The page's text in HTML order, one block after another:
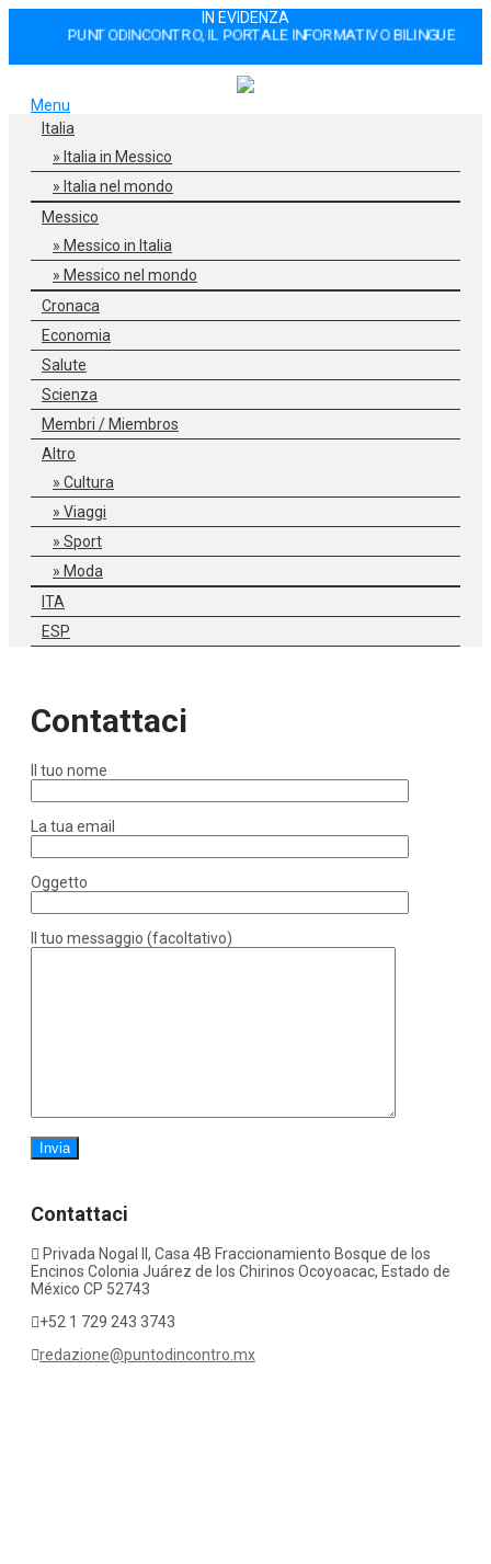
IN EVIDENZA
PUNTODINCONTRO, IL PORTALE INFORMATIVO BILINGUE CHE
Menu
Italia
Italia in Messico
Italia nel mondo
Messico
Messico in Italia
Messico nel mondo
Cronaca
Economia
Salute
Scienza
Membri / Miembros
Altro
Cultura
Viaggi
Sport
Moda
ITA
ESP
Contattaci
Il tuo nome
La tua email
Oggetto
Il tuo messaggio (facoltativo)
Contattaci
Privada Nogal II, Casa 4B Fraccionamiento Bosque de los
Encinos Colonia Juárez de los Chirinos Ocoyoacac, Estado de
México CP 52743
+52 1 729 243 3743
redazione@puntodincontro.mx